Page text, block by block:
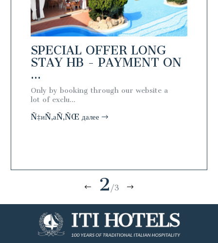
SPECIAL OFFER LONG
STAY HB - PAYMENT ON
...
Only by booking through our website a
lot of exclu...
Ñ‡иÑ‚аÑ‚ÑŒ далее
2 /3